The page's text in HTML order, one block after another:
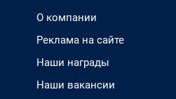
О компании
Реклама на сайте
Наши награды
Наши вакансии